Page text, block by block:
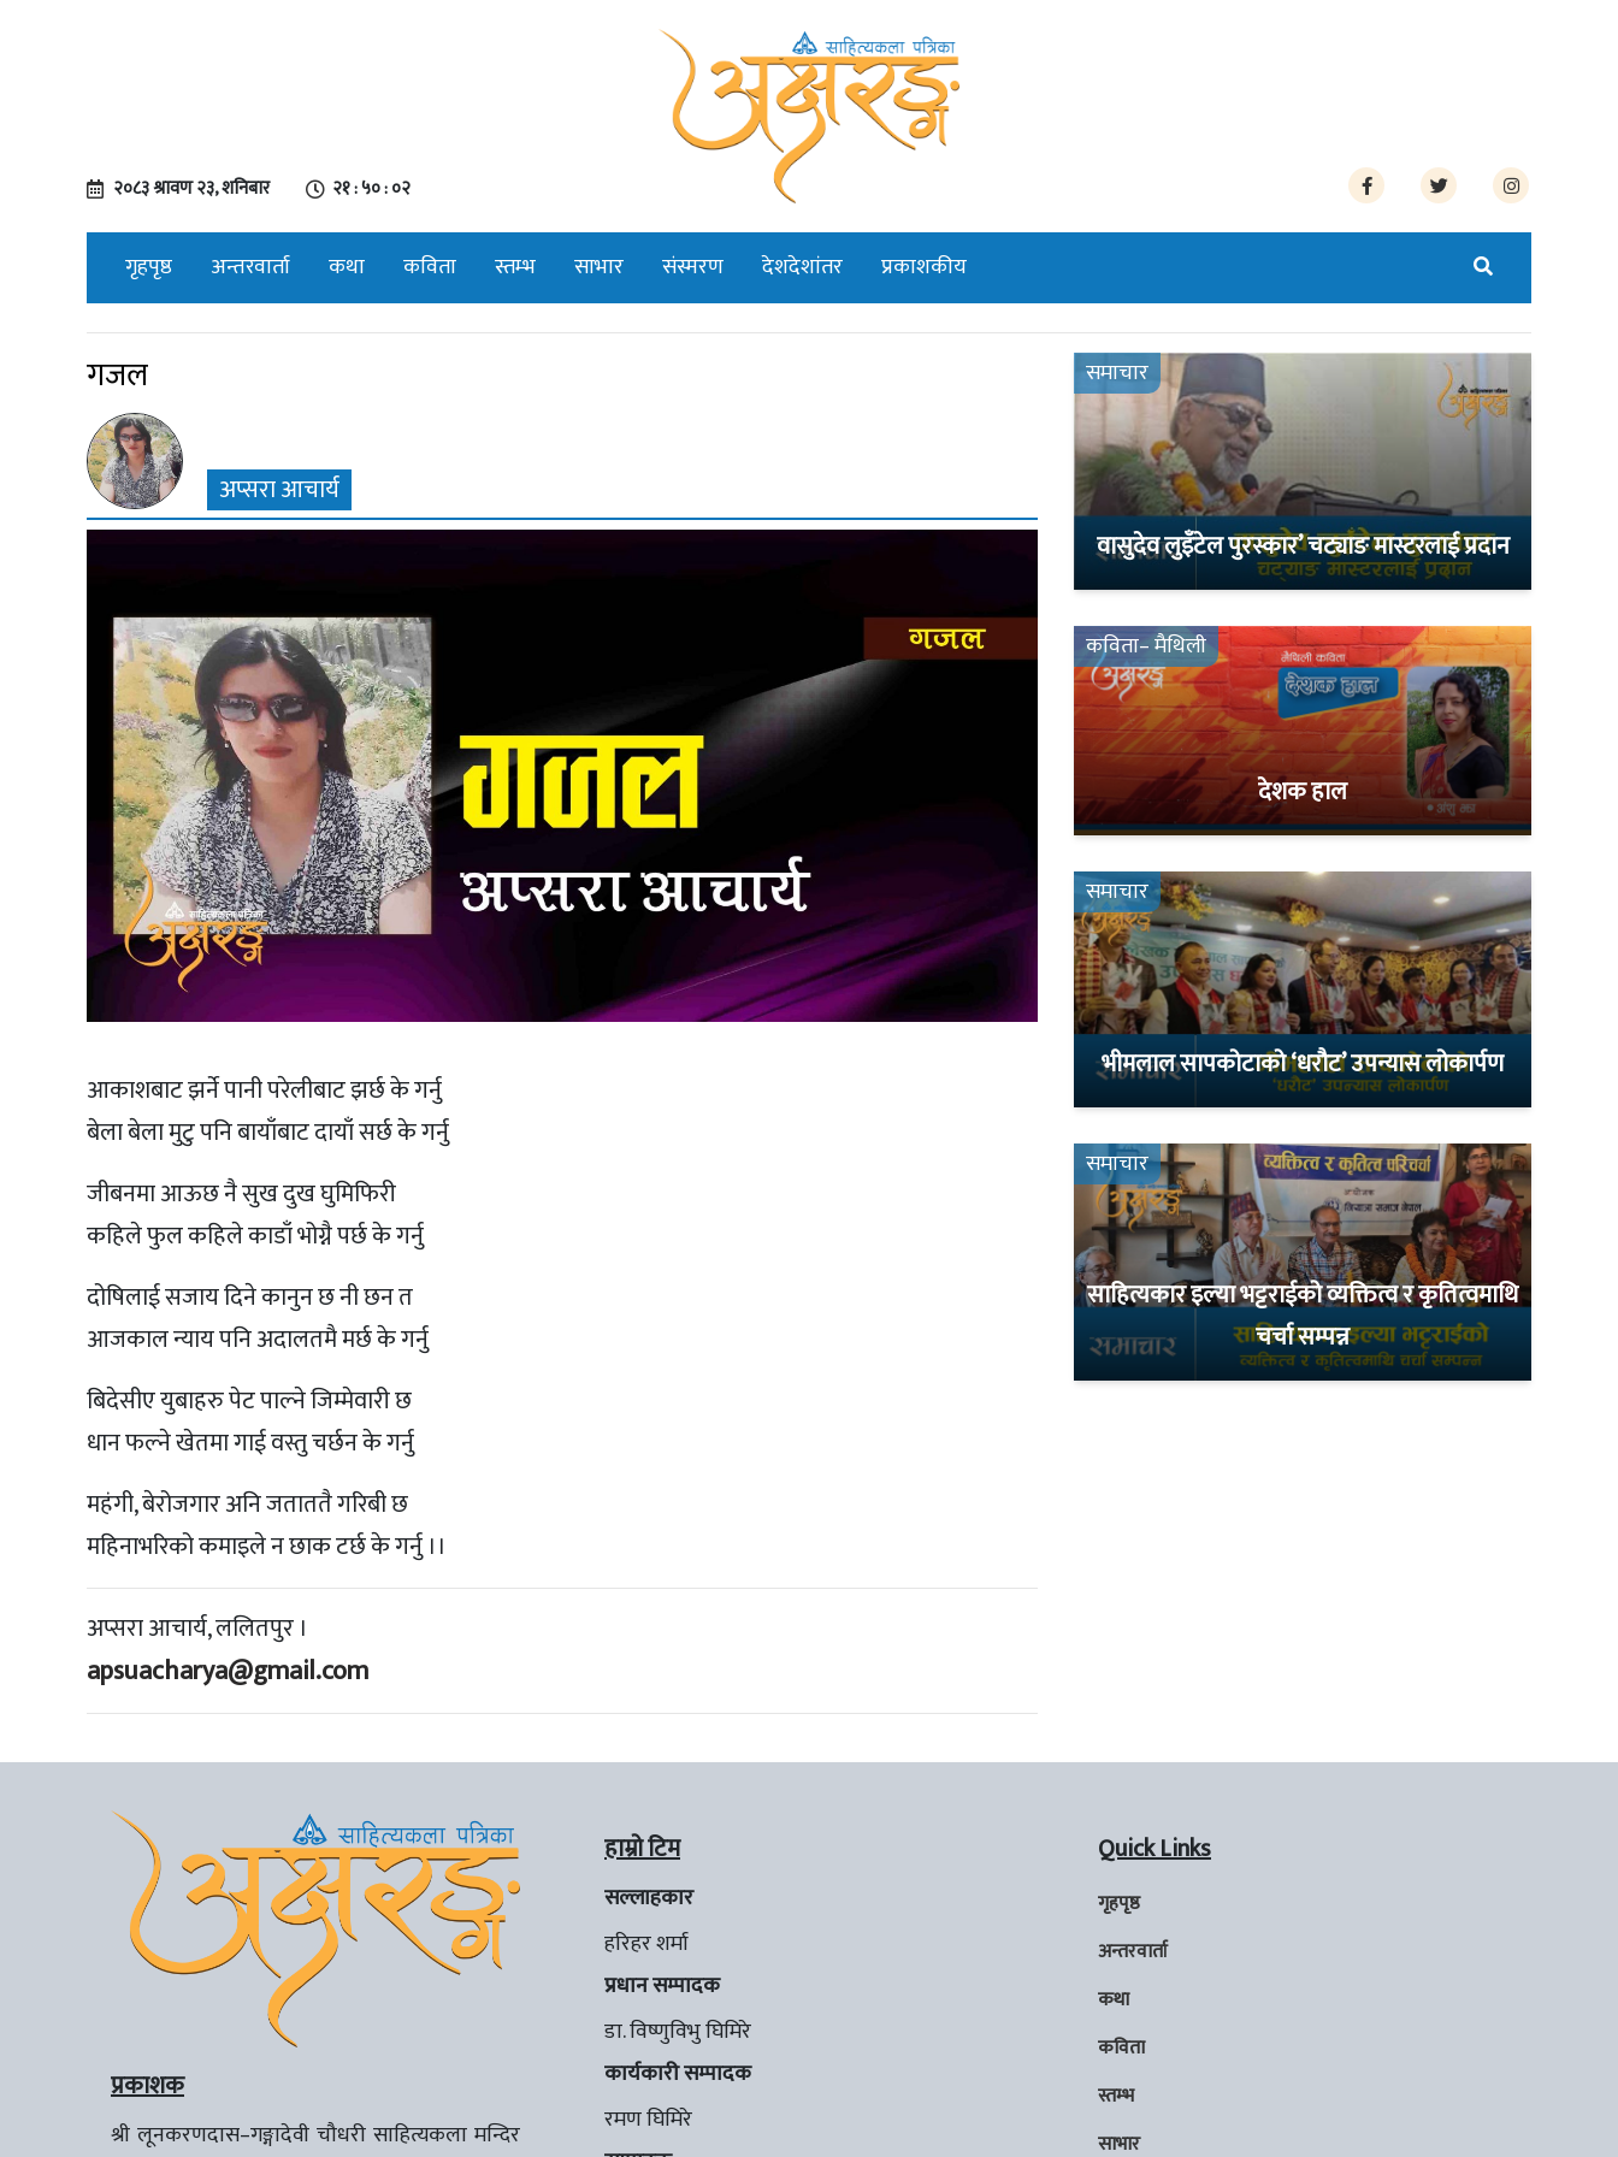
२०८३ श्रावण २३, शनिबार २१ : ५० : ०३
गृहपृष्ठ अन्तरवार्ता कथा कविता स्तम्भ साभार संस्मरण देशदेशांतर प्रकाशकीय
गजल
अप्सरा आचार्य
आकाशबाट झर्ने पानी परेलीबाट झर्छ के गर्नु
बेला बेला मुटु पनि बायाँबाट दायाँ सर्छ के गर्नु
जीबनमा आऊछ नै सुख दुख घुमिफिरी
कहिले फुल कहिले काडाँ भोग्नै पर्छ के गर्नु
दोषिलाई सजाय दिने कानुन छ नी छन त
आजकाल न्याय पनि अदालतमै मर्छ के गर्नु
बिदेसीए युबाहरु पेट पाल्ने जिम्मेवारी छ
धान फल्ने खेतमा गाई वस्तु चर्छन के गर्नु
महंगी, बेरोजगार अनि जताततै गरिबी छ
महिनाभरिको कमाइले न छाक टर्छ के गर्नु ।।
अप्सरा आचार्य, ललितपुर ।
apsuacharya@gmail.com
समाचार
वासुदेव लुइँटेल पुरस्कार’ चट्याङ मास्टरलाई प्रदान
कविता– मैथिली
देशक हाल
समाचार
भीमलाल सापकोटाको ‘धरौट’ उपन्यास लोकार्पण
समाचार
साहित्यकार इल्या भट्टराईको व्यक्तित्व र कृतित्वमाथि
चर्चा सम्पन्न
प्रकाशक
श्री लूनकरणदास–गङ्गादेवी चौधरी साहित्यकला मन्दिर
हाम्रो टिम
सल्लाहकार
हरिहर शर्मा
प्रधान सम्पादक
डा. विष्णुविभु घिमिरे
कार्यकारी सम्पादक
रमण घिमिरे
Quick Links
गृहपृष्ठ
अन्तरवार्ता
कथा
कविता
स्तम्भ
साभार